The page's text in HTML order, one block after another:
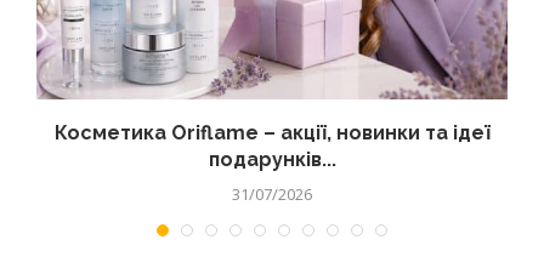
Косметика Oriflame – акції, новинки та ідеї
подарунків...
31/07/2026